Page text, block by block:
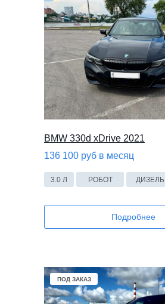
BMW 330d xDrive 2021
136 100 руб в месяц
Подробнее
3.0 Л РОБОТ ДИЗЕЛЬ
ПОД ЗАКАЗ